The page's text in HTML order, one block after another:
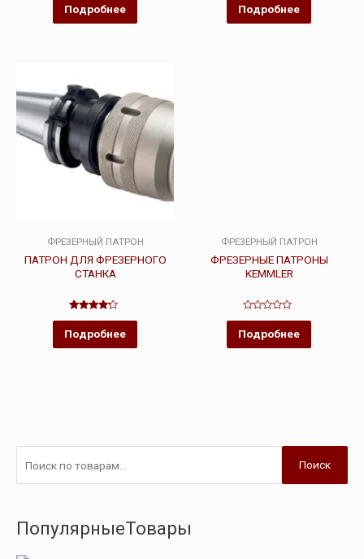
Подробнее Подробнее
ФРЕЗЕРНЫЙ ПАТРОН
ПАТРОН ДЛЯ ФРЕЗЕРНОГО
СТАНКА
Оценка
из 5
Подробнее
ФРЕЗЕРНЫЙ ПАТРОН
ФРЕЗЕРНЫЕ ПАТРОНЫ
KEMMLER
Оценка
из
Подробнее
Поиск
ПопулярныеТовары